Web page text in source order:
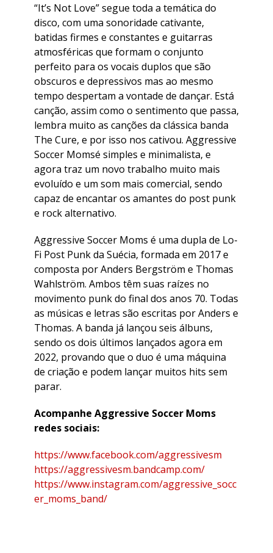
“It’s Not Love” segue toda a temática do
disco, com uma sonoridade cativante,
batidas firmes e constantes e guitarras
atmosféricas que formam o conjunto
perfeito para os vocais duplos que são
obscuros e depressivos mas ao mesmo
tempo despertam a vontade de dançar. Está
canção, assim como o sentimento que passa,
lembra muito as canções da clássica banda
The Cure, e por isso nos cativou. Aggressive
Soccer Momsé simples e minimalista, e
agora traz um novo trabalho muito mais
evoluído e um som mais comercial, sendo
capaz de encantar os amantes do post punk
e rock alternativo.
Aggressive Soccer Moms é uma dupla de Lo-
Fi Post Punk da Suécia, formada em 2017 e
composta por Anders Bergström e Thomas
Wahlström. Ambos têm suas raízes no
movimento punk do final dos anos 70. Todas
as músicas e letras são escritas por Anders e
Thomas. A banda já lançou seis álbuns,
sendo os dois últimos lançados agora em
2022, provando que o duo é uma máquina
de criação e podem lançar muitos hits sem
parar.
Acompanhe Aggressive Soccer Moms
redes sociais:
https://www.facebook.com/aggressivesm
https://aggressivesm.bandcamp.com/
https://www.instagram.com/aggressive_socc
er_moms_band/